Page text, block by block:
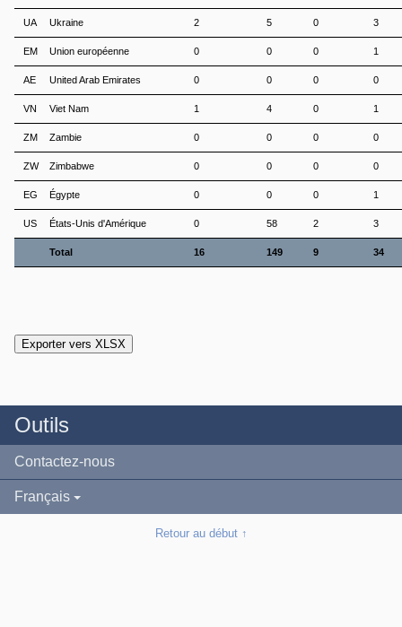
UA Ukraine 2 5 0 3
EM Union européenne 0 0 0 1
AE United Arab Emirates 0 0 0 0
VN Viet Nam 1 4 0 1
ZM Zambie 0 0 0 0
ZW Zimbabwe 0 0 0 0
EG Égypte 0 0 0 1
US États-Unis d'Amérique 0 58 2 3
Total 16 149 9 34
Outils
Contactez-nous
Français
Retour au début ↑